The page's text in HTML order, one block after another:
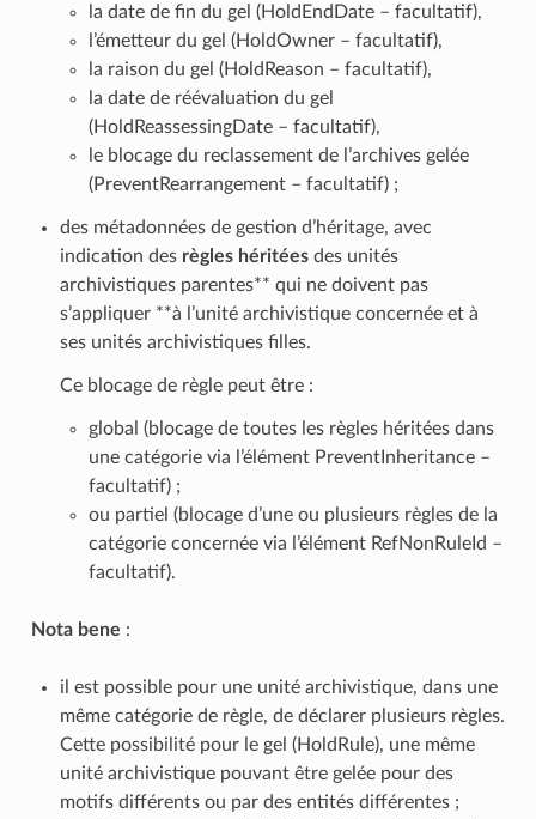
la date de fin du gel (HoldEndDate – facultatif),
l’émetteur du gel (HoldOwner – facultatif),
la raison du gel (HoldReason – facultatif),
la date de réévaluation du gel
(HoldReassessingDate – facultatif),
le blocage du reclassement de l’archives gelée
(PreventRearrangement – facultatif) ;
des métadonnées de gestion d’héritage, avec
indication des règles héritéesdes unités
archivistiques parentes** qui ne doivent pas
s’appliquer **à l’unité archivistique concernée et à
ses unités archivistiques filles.
Ce blocage de règle peut être :
global (blocage de toutes les règles héritées dans
une catégorie via l’élément PreventInheritance –
facultatif) ;
ou partiel (blocage d’une ou plusieurs règles de la
catégorie concernée via l’élément RefNonRuleId –
facultatif).
Nota bene :
il est possible pour une unité archivistique, dans une
même catégorie de règle, de déclarer plusieurs règles.
Cette possibilité pour le gel (HoldRule), une même
unité archivistique pouvant être gelée pour des
motifs différents ou par des entités différentes ;